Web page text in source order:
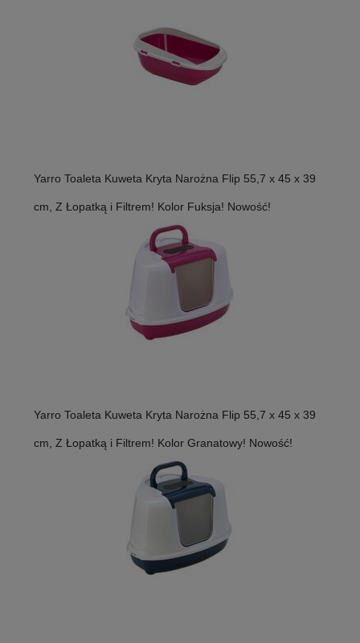
Yarro Toaleta Kuweta Kryta Narożna Flip 55,7 x 45 x 39
cm, Z Łopatką i Filtrem! Kolor Fuksja! Nowość!
Yarro Toaleta Kuweta Kryta Narożna Flip 55,7 x 45 x 39
cm, Z Łopatką i Filtrem! Kolor Granatowy! Nowość!